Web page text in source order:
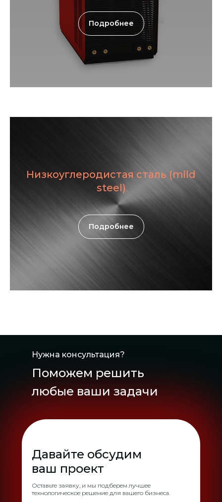
Подробнее
Низкоуглеродистая сталь (mild
steel)
Подробнее
Давайте обсудим
ваш проект
Оставьте заявку, и мы подберем лучшее
технологическое решение для вашего бизнеса.
Поможем решить
любые ваши задачи
Нужна консультация?